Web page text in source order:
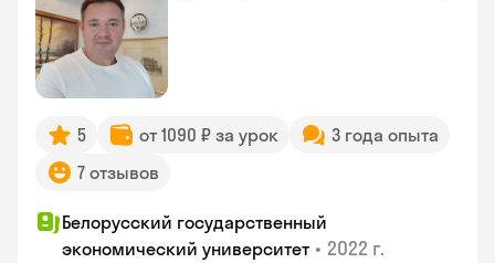
5 от 1090 ₽ за урок
3 года опыта
7 отзывов
Белорусский государственный
экономический университет • 2022 г.